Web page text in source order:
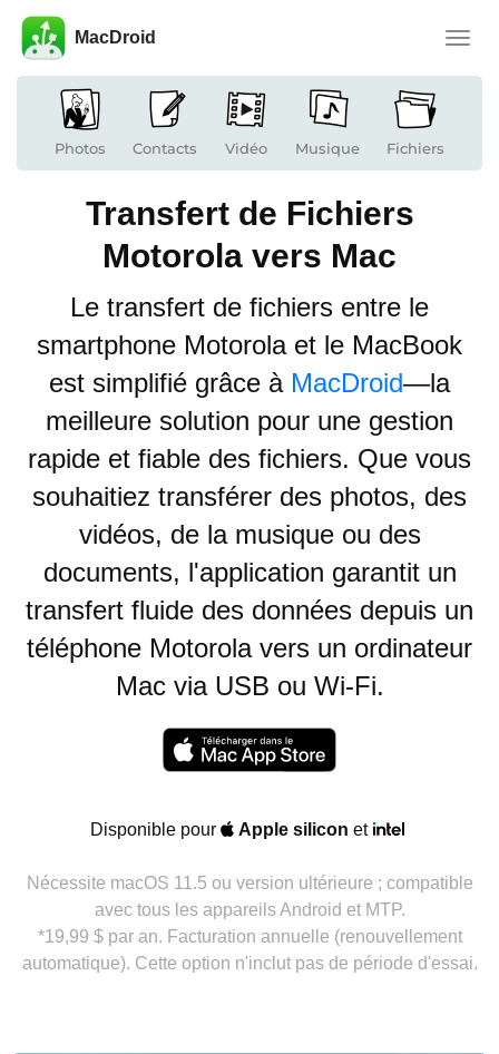
Toggle
MacDroid
Photos Contacts Vidéo Musique Fichiers
Transfert de Fichiers
Motorola vers Mac
Le transfert de fichiers entre le
smartphone Motorola et le MacBook
est simplifié grâce à MacDroid—la
meilleure solution pour une gestion
rapide et fiable des fichiers. Que vous
souhaitiez transférer des photos, des
vidéos, de la musique ou des
documents, l'application garantit un
transfert fluide des données depuis un
téléphone Motorola vers un ordinateur
Mac via USB ou Wi-Fi.
Disponible pour Apple silicon et
Nécessite macOS 11.5 ou version ultérieure ; compatible
avec tous les appareils Android et MTP.
*19,99 $ par an. Facturation annuelle (renouvellement
automatique). Cette option n'inclut pas de période d'essai.